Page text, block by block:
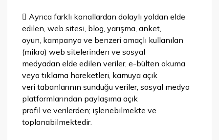
 Ayrıca farklı kanallardan dolaylı yoldan elde
edilen, web sitesi, blog, yarışma, anket,
oyun, kampanya ve benzeri amaçlı kullanılan
(mikro) web sitelerinden ve sosyal
medyadan elde edilen veriler, e-bülten okuma
veya tıklama hareketleri, kamuya açık
veri tabanlarının sunduğu veriler, sosyal medya
platformlarından paylaşıma açık
profil ve verilerden; işlenebilmekte ve
toplanabilmektedir.